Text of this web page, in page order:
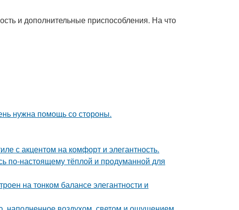
и дополнительные приспособления. На что
нужна помощь со стороны.
с акцентом на комфорт и элегантность.
по-настоящему тёплой и продуманной для
на тонком балансе элегантности и